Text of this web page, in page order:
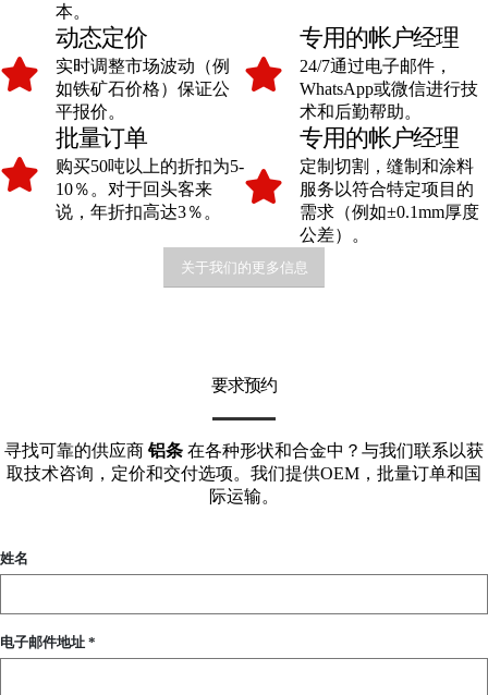
本。
动态定价
实时调整市场波动（例
如铁矿石价格）保证公
平报价。
专用的帐户经理
24/7通过电子邮件，
WhatsApp或微信进行技
术和后勤帮助。
批量订单
购买50吨以上的折扣为5-
10％。对于回头客来
说，年折扣高达3％。
专用的帐户经理
定制切割，缝制和涂料
服务以符合特定项目的
需求（例如±0.1mm厚度
公差）。
关于我们的更多信息
要求预约
寻找可靠的供应商铝条 在各种形状和合金中？与我们联系以获
取技术咨询，定价和交付选项。我们提供OEM，批量订单和国
际运输。
姓名
电子邮件地址 *